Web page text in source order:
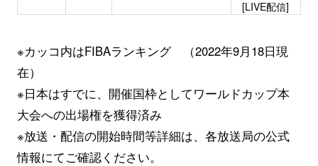
[LIVE配信]
※カッコ内はFIBAランキング （2022年9月18日現
在）
※日本はすでに、開催国枠としてワールドカップ本
大会への出場権を獲得済み
※放送・配信の開始時間等詳細は、各放送局の公式
情報にてご確認ください。